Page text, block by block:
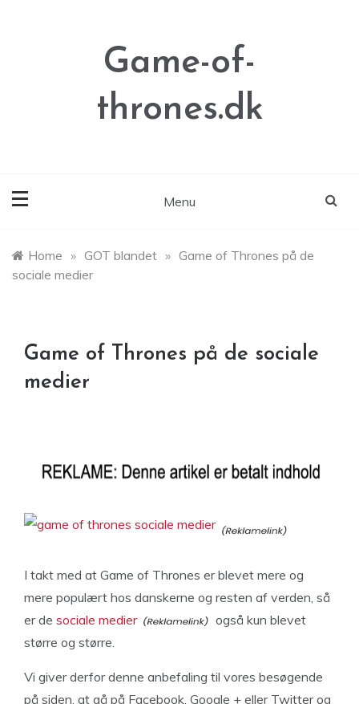
Game-of-
thrones.dk
Menu
Home » GOT blandet » Game of Thrones på de
sociale medier
Game of Thrones på de sociale
medier
I takt med at Game of Thrones er blevet mere og
mere populært hos danskerne og resten af verden, så
er de sociale medier
også kun blevet
større og større.
Vi giver derfor denne anbefaling til vores besøgende
på siden, at gå på Facebook, Google + eller Twitter og